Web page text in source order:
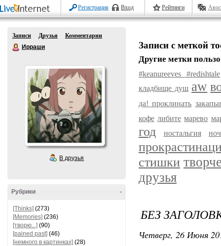
Регистрация Вход Рейтинги
Записи Друзья
Комментарии
Ирраши
В друзья
-
Рубрики
[Thinks] (273)
[Memories] (236)
[творю...] (90)
[pained past] (46)
[немного в картинках] (28)
Записи с меткой
Другие метки
#keanureeves #redishtale
кладбище душ aw
да! проклинать
кофе либите марево
год ностальгия
стишки
друзья
БЕЗ
Четверг, 26 Июня